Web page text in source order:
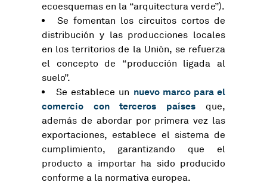
ecoesquemas en la “arquitectura verde”).
Se fomentan los circuitos cortos de
distribución y las producciones locales
en los territorios de la Unión, se refuerza
el concepto de “producción ligada al
suelo”.
Se establece un nuevo marco para el
comercio con terceros paísesque,
además de abordar por primera vez las
exportaciones, establece el sistema de
cumplimiento, garantizando que el
producto a importar ha sido producido
conforme a la normativa europea.